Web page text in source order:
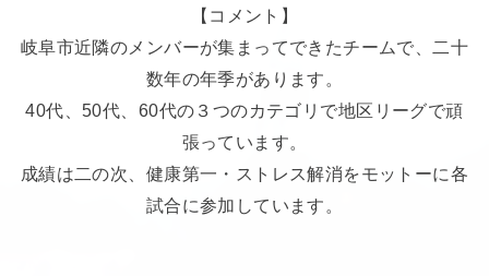
【コメント】
岐阜市近隣のメンバーが集まってできたチームで、二十
数年の年季があります。
40代、50代、60代の３つのカテゴリで地区リーグで頑
張っています。
成績は二の次、健康第一・ストレス解消をモットーに各
試合に参加しています。